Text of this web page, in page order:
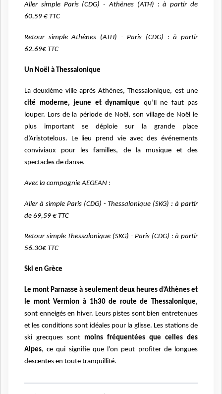
Aller simple Paris (CDG) - Athènes (ATH) : à partir de
60,59 € TTC
Retour simple Athènes (ATH) - Paris (CDG) : à partir
62.69€ TTC
Un Noël à Thessalonique
La deuxième ville après Athènes, Thessalonique, est une
cité moderne, jeune et dynamique qu’il ne faut pas
louper. Lors de la période de Noël, son village de Noël le
plus important se déploie sur la grande place
d’Aristotelous. Le lieu prend vie avec des événements
conviviaux pour les familles, de la musique et des
spectacles de danse.
Avec la compagnie AEGEAN :
Aller à simple Paris (CDG) - Thessalonique (SKG) : à partir
de 69,59 € TTC
Retour simple Thessalonique (SKG) - Paris (CDG) : à partir
56.30€ TTC
Ski en Grèce
Le mont Parnasse à seulement deux heures d’Athènes et
le mont Vermion à 1h30 de route de Thessalonique,
sont enneigés en hiver. Leurs pistes sont bien entretenues
et les conditions sont idéales pour la glisse. Les stations de
ski grecques sont moins fréquentées que celles des
Alpes, ce qui signifie que l’on peut profiter de longues
descentes en toute tranquillité.